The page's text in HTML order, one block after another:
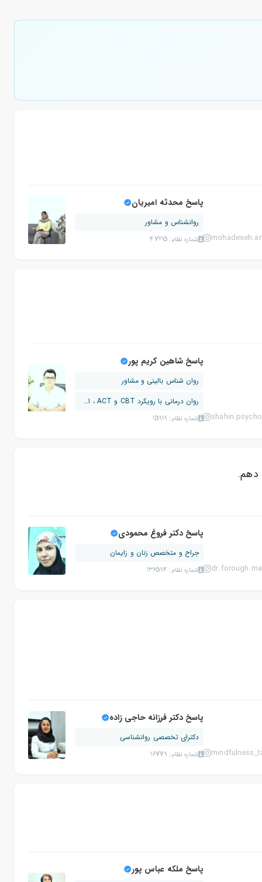
پاسخ محدثه امیریان
روانشناس و مشاور
شماره نظام: 47215
پاسخ شاهین کریم پور
روان شناس بالینی و مشاور
روان درمانی با رویکرد CBT و ACT ، اسک...
شماره نظام: 15919
دهم.
پاسخ دکتر فروغ محمودی
جراح و متخصص زنان و زایمان
شماره نظام: 136594
پاسخ دکتر فرزانه حاجی زاده
دکترای تخصصی روانشناسی
شماره نظام: 16779
پاسخ ملکه عباس پور